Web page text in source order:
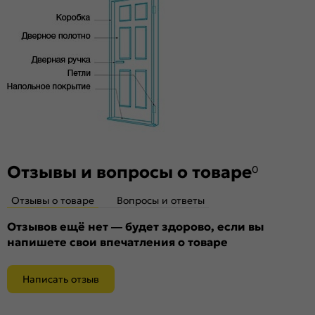
Материал:
высококачественного соснового бруса и MDF,
и практически бесшумного закрывания
Отзывы и вопросы о товаре0
Отзывы о товаре Вопросы и ответы
Отзывов ещё нет — будет здорово, если вы
напишете свои впечатления о товаре
Написать отзыв